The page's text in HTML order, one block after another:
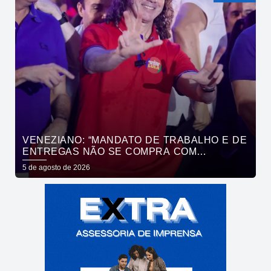
VENEZIANO: “MANDATO DE TRABALHO E DE
ENTREGAS NÃO SE COMPRA COM
DINHEIRO, SE CONQUISTA COM TRABALHO”
5 de agosto de 2026